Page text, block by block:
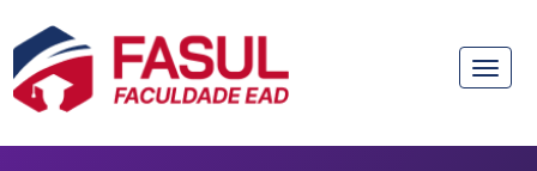
Toggle